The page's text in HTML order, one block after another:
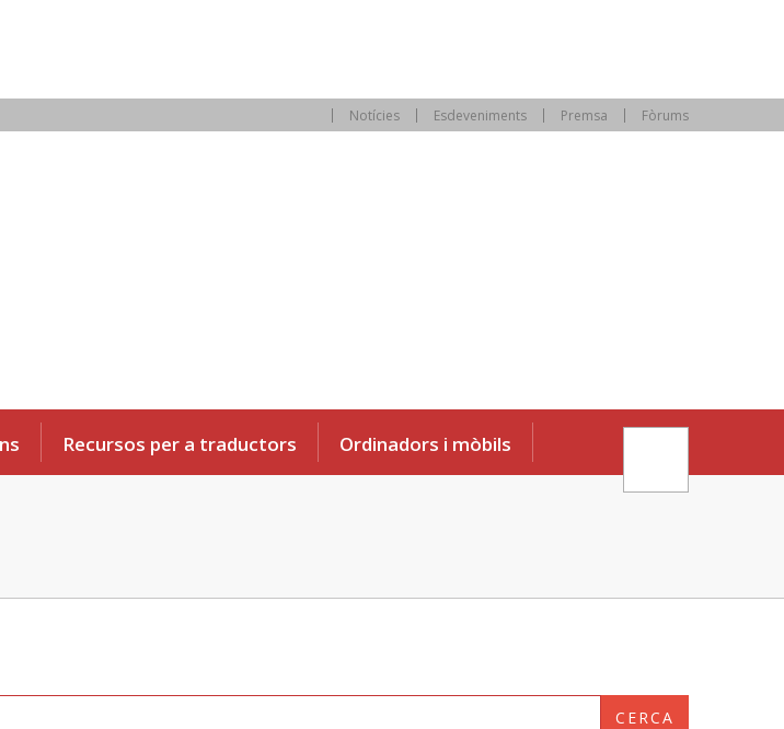
Notícies Esdeveniments Premsa Fòrums
Recursos per a traductors Ordinadors i mòbils
CERCA